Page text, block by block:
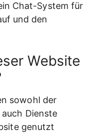
Chat-System für
und den
Website
sowohl der
Dienste
genutzt